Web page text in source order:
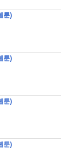
툰)
툰)
툰)
툰)